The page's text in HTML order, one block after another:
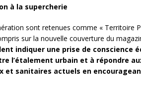
à la supercherie
sont retenues comme « Territoire
sur la nouvelle couverture du
indiquer une prise de conscience
l’étalement urbain et à répondre
et sanitaires actuels en